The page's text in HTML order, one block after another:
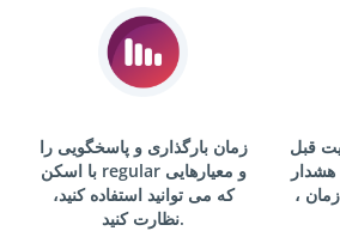
زمان بارگذاری و پاسخگویی را
با اسکن regularو معیارهایی
که می توانید استفاده کنید،
نظارت کنید.
قبل
، زمان uptime را به حداکثر